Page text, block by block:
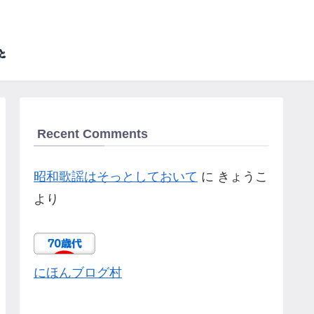
Recent Comments
昭和歌謡はそっとしておいて に きょうこ
より
にほんブログ村